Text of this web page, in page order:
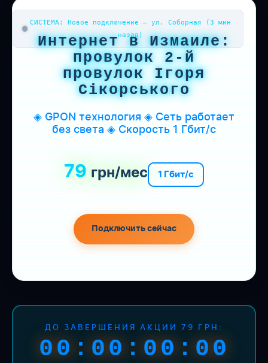
СИСТЕМА: Новое подключение — ул. Соборная (3 мин
назад)
Интернет в Измаиле:
провулок 2-й
провулок Ігоря
Сікорського
◈ GPON технология ◈ Сеть работает
без света ◈ Скорость 1 Гбит/с
79 грн/мес 1 Гбит/с
Подключить сейчас
ДО ЗАВЕРШЕНИЯ АКЦИИ 79 ГРН:
00:00:00:00